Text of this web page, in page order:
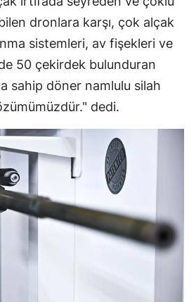
dronlara karşı, çok alçak
sistemleri, av fişekleri ve
50 çekirdek bulunduran
sahip döner namlulu silah
dedi.